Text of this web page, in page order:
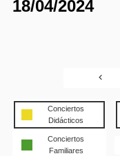
18/04/2024
Conciertos
Didácticos
Conciertos
Familiares